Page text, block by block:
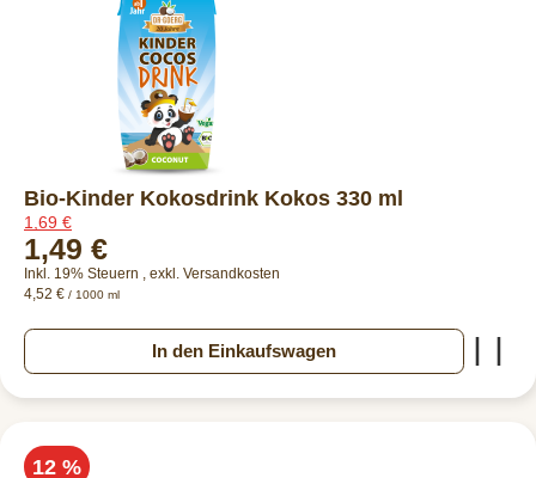
Bio-Kinder Kokosdrink Kokos 330 ml
1,69 €
1,49 €
Inkl. 19% Steuern exkl. Versandkosten
4,52 € / 1000 ml
In den Einkaufswagen
12 %